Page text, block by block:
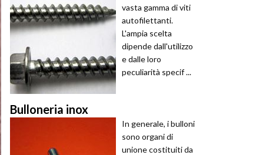
vasta gamma di viti
autofilettanti.
L'ampia scelta
dipende dall'utilizzo
e dalle loro
peculiarità specif ...
Bulloneria inox
In generale, i bulloni
sono organi di
unione costituiti da